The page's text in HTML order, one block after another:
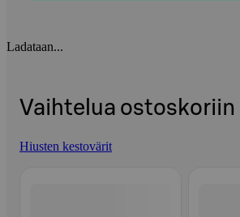
Ladataan...
Vaihtelua ostoskoriin
Hiusten kestovärit